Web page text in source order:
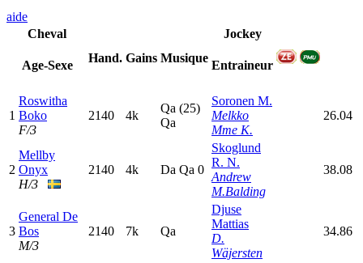
aide
Cheval
Age-Sexe
Hand. Gains Musique
Jockey
Entraineur
1
Roswitha
Boko
F/3
2140 4k
Qa (25)
Qa
Soronen M.
Melkko
Mme K.
26.04
2
Mellby
Onyx
H/3
2140 4k Da Qa 0
Skoglund
R. N.
Andrew
M.Balding
38.08
3
General De
Bos
M/3
2140 7k Qa
Djuse
Mattias
D.
Wäjersten
34.86